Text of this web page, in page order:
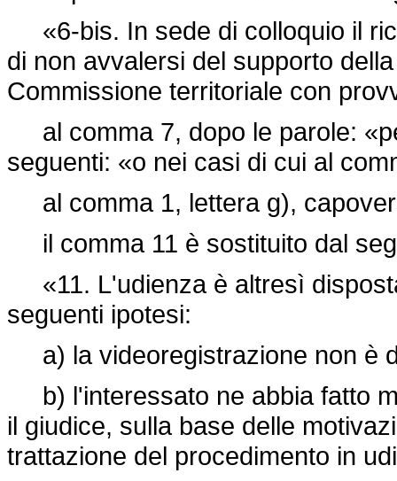
«6-bis. In sede di colloquio il
di non avvalersi del supporto
Commissione territoriale con
al comma 7, dopo le parole:
seguenti: «o nei casi di cui al
al comma 1, lettera g),
il comma 11 è sostituito dal
«11. L'udienza è altresì
seguenti ipotesi:
a) la videoregistrazione non è
b) l'interessato ne abbia fatto
il giudice, sulla base delle
trattazione del procedimento in